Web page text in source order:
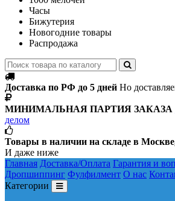
Часы
Бижутерия
Новогодние товары
Распродажа
Доставка по РФ до 5 дней Но
МИНИМАЛЬНАЯ ПАРТИЯ ЗАКАЗА
делом
Товары в наличии на складе в
И даже ниже
Главная Доставка/Оплата Гарантия и
Дропшиппинг Фулфилмент О нас
Категории